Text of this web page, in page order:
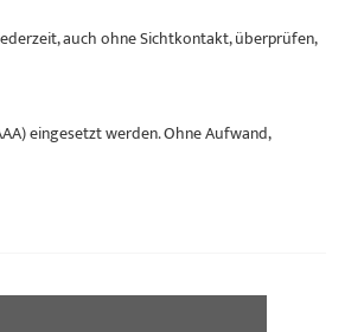
auch ohne Sichtkontakt, überprüfen,
eingesetzt werden. Ohne Aufwand,